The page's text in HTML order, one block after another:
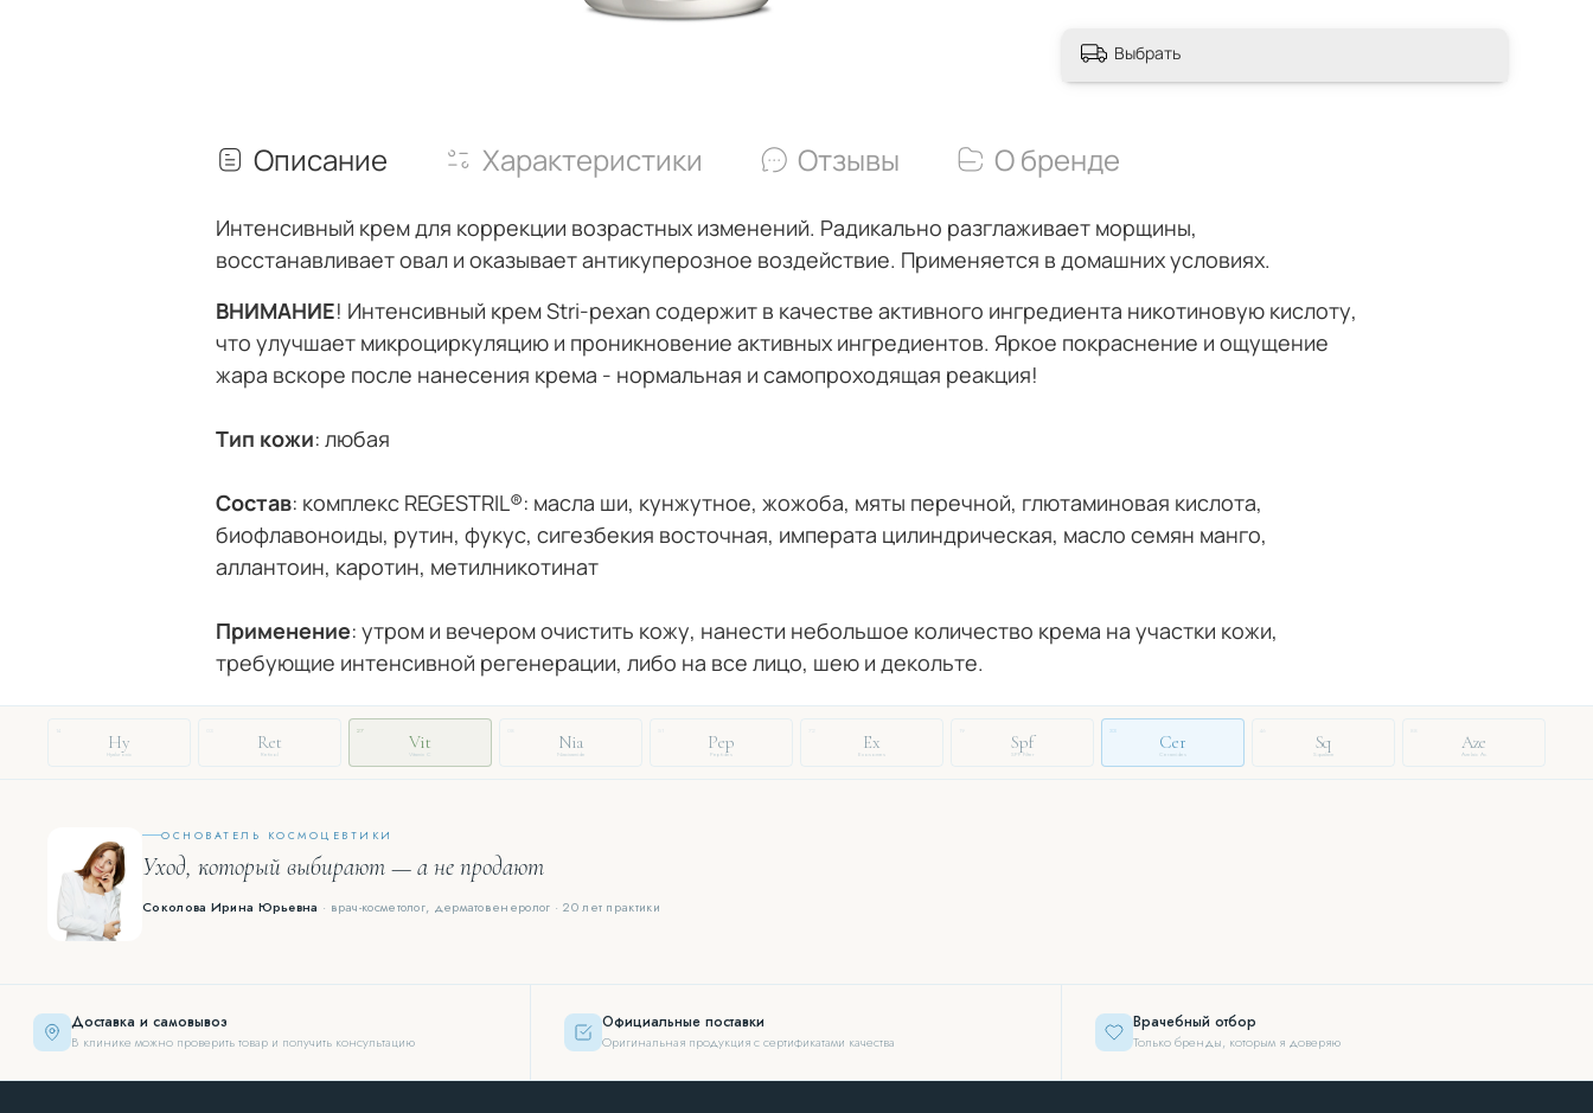
Выбрать
Описание Характеристики Отзывы О бренде
Интенсивный крем для коррекции возрастных изменений. Радикально разглаживает морщины,
восстанавливает овал и оказывает антикуперозное воздействие. Применяется в домашних условиях.
ВНИМАНИЕ! Интенсивный крем Stri-pexan содержит в качестве активного ингредиента никотиновую кислоту,
что улучшает микроциркуляцию и проникновение активных ингредиентов. Яркое покраснение и ощущение
жара вскоре после нанесения крема - нормальная и самопроходящая реакция!
Тип кожи: любая
Состав: комплекс REGESTRIL®: масла ши, кунжутное, жожоба, мяты перечной, глютаминовая кислота,
биофлавоноиды, рутин, фукус, сигезбекия восточная, императа цилиндрическая, масло семян манго,
аллантоин, каротин, метилникотинат
Применение: утром и вечером очистить кожу, нанести небольшое количество крема на участки кожи,
требующие интенсивной регенерации, либо на все лицо, шею и декольте.
14
Hy
Hyaluronic
Ret
Retinol
27
Vit
Vitamin C
Nia
Niacinamide
Pep
Peptides
Ex
Exosomes
Spf
SPF Filter
33
Cer
Ceramides
46
Sq
Squalane
Aze
Azelaic Ac.
ОСНОВАТЕЛЬ КОСМОЦЕВТИКИ
Уход, который выбирают — а не продают
Соколова Ирина Юрьевна · врач-косметолог, дерматовенеролог · 20 лет практики
Доставка и самовывоз
В клинике можно проверить товар и получить консультацию
Официальные поставки
Оригинальная продукция с сертификатами качества
Врачебный отбор
Только бренды, которым я доверяю